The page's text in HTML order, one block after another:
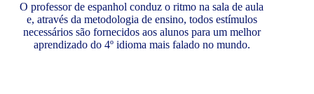
O professor de espanhol conduz o ritmo na sala de aula
e, através da metodologia de ensino, todos estímulos
necessários são fornecidos aos alunos para um melhor
aprendizado do 4º idioma mais falado no mundo.